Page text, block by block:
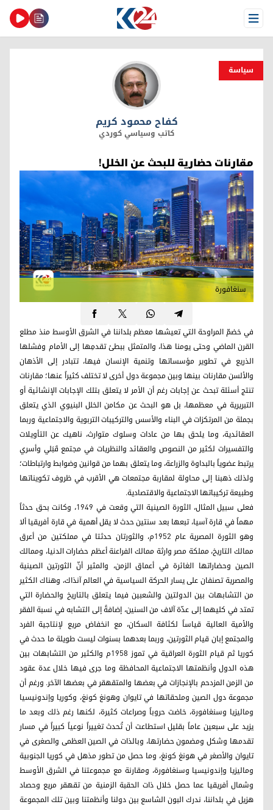
Open Menu
سیاسة
كفاح محمود كریم
كفاح محمود كریم
كاتب وسياسي كوردي
مقارنات حضارية للبحث عن الخلل!
سنغافورة
في خضمّ المراوحة التي تعيشها معظم بلداننا في الشرق الأوسط منذ مطلع
القرن الماضي وحتى يومنا هذا، والمتمثل ببطئ تقدمِها إلى الأمام وفشلها
الذريع في تطوير مؤسساتها وتنمية الإنسان فيها، تتبادر إلى الأذهان
والألسن مقارنات بينها وبين مجموعة دول أخرى لا تختلف كثيراً عنها؛ مقارنات
تنتج أسئلة تبحث عن إجابات رغم أن الأمر لا يتعلق بتلك الإجابات الإنشائية أو
التبريرية في معظمها، بل هو البحث عن مكامن الخلل البنيوي الذي يتعلق
بجملة من المرتكزات في البناء والأسس والتركيبات التربوية والاجتماعية وربما
العقائدية، وما يلحق بها من عادات وسلوك متوارث، ناهيك عن التأويلات
والتفسيرات لكثير من النصوص والعقائد والنظريات في مجتمع قَبَلي وأسري
يرتبط عضوياً بالبداوة والزراعة، وما يتعلق بهما من قوانين وضوابط وارتباطات؛
ولذلك ذهبنا إلى محاولة لمقاربة مجتمعات هي الأقرب في ظروف تكويناتها
وطبيعة تركيباتها الاجتماعية والاقتصادية.
فعلى سبيل المثال، الثورة الصينية التي وقعت في 1949، وكانت بحق حدثاً
مهماً في قارة آسيا، تبعها بعد سنتين حدث لا يقل أهمية في قارة أفريقيا ألا
وهو الثورة المصرية عام 1952م، والثورتان حدثتا في مملكتين من أعرق
ممالك التاريخ، مملكة مصر وارثة ممالك الفراعنة أعظم حضارات الدنيا، وممالك
الصين وحضاراتها الغائرة في أعماق الزمن، والمثير أنّ الثورتين الصينية
والمصرية تصنفان على يسار الحركة السياسية في العالم آنذاك، وهناك الكثير
من التشابهات بين الدولتين والشعبين فيما يتعلق بالتاريخ والحضارة التي
تمتد في كليهما إلى عدّة آلاف من السنين، إضافةً إلى التشابه في نسبة الفقر
والأمية العالية قياساً لكثافة السكان، مع انخفاض مريع لإنتاجية الفرد
والمجتمع إبان قيام الثورتين، وربما بعدهما بسنوات ليست طويلة ما حدث في
كوريا ثم قيام الثورة العراقية في تموز 1958م والكثير من التشابهات بين
هذه الدول وأنظمتها الاجتماعية المحافظة وما جرى فيها خلال عدة عقود
من الزمن المزدحم بالإنجازات في بعضها والمتقهقر في بعضها الآخر. ورغم أن
مجموعة دول الصين وملحقاتها في تايوان وهونغ كونغ، وكوريا وإندونيسيا
وماليزيا وسنغافورة، خاضت حروباً وصراعات كثيرة، لكنها رغم ذلك وبعد ما
يزيد على سبعين عاماً بقليل استطاعت أن تُحدث تغييراً نوعياً كبيراً في مسار
تقدمها وشكل ومضمون حضارتها، وبالذات في الصين العظمى والصغرى في
تايوان والأصغر في هونغ كونغ، وما حصل من تطور مذهل في كوريا الجنوبية
وماليزيا وإندونيسيا وسنغافورة، ومقارنة مع مجموعتنا في الشرق الأوسط
وشمال أفريقيا عما حصل خلال ذات الحقبة الزمنية من تقهقر مريع وحصاد
هزيل في بلداننا، ندرك البون الشاسع بين دولنا وأنظمتنا وبين تلك المجموعة